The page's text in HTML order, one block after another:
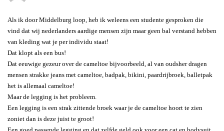
Als ik door Middelburg loop, heb ik weleens een studente gesproken die
vind dat wij nederlanders aardige mensen zijn maar geen bal verstand hebben
van kleding wat je per individu staat!
Dat klopt als een bus!
Dat eeuwige gezeur over de cameltoe bijvoorbeeld, al van oudsher dragen
mensen strakke jeans met cameltoe, badpak, bikini, paardrijbroek, balletpak
het is allemaal cameltoe!
Maar de legging is het probleem.
Een legging is een strak zittende broek waar je de cameltoe hoort te zien
zoniet dan is deze juist te groot!